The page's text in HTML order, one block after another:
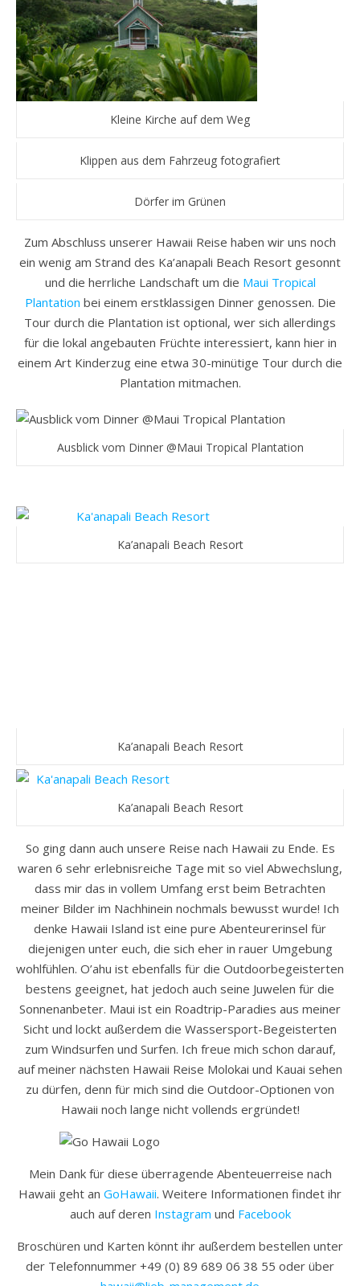
Kleine Kirche auf dem Weg
Klippen aus dem Fahrzeug fotografiert
Dörfer im Grünen
Zum Abschluss unserer Hawaii Reise haben wir uns noch
ein wenig am Strand des Ka’anapali Beach Resort gesonnt
und die herrliche Landschaft um die Maui Tropical
Plantation bei einem erstklassigen Dinner genossen. Die
Tour durch die Plantation ist optional, wer sich allerdings
für die lokal angebauten Früchte interessiert, kann hier in
einem Art Kinderzug eine etwa 30-minütige Tour durch die
Plantation mitmachen.
Ausblick vom Dinner @Maui Tropical Plantation
Ka’anapali Beach Resort
Ka’anapali Beach Resort
Ka’anapali Beach Resort
So ging dann auch unsere Reise nach Hawaii zu Ende. Es
waren 6 sehr erlebnisreiche Tage mit so viel Abwechslung,
dass mir das in vollem Umfang erst beim Betrachten
meiner Bilder im Nachhinein nochmals bewusst wurde! Ich
denke Hawaii Island ist eine pure Abenteurerinsel für
diejenigen unter euch, die sich eher in rauer Umgebung
wohlfühlen. O’ahu ist ebenfalls für die Outdoorbegeisterten
bestens geeignet, hat jedoch auch seine Juwelen für die
Sonnenanbeter. Maui ist ein Roadtrip-Paradies aus meiner
Sicht und lockt außerdem die Wassersport-Begeisterten
zum Windsurfen und Surfen. Ich freue mich schon darauf,
auf meiner nächsten Hawaii Reise Molokai und Kauai sehen
zu dürfen, denn für mich sind die Outdoor-Optionen von
Hawaii noch lange nicht vollends ergründet!
Mein Dank für diese überragende Abenteuerreise nach
Hawaii geht an GoHawaii. Weitere Informationen findet ihr
auch auf deren Instagram und Facebook
Broschüren und Karten könnt ihr außerdem bestellen unter
der Telefonnummer +49 (0) 89 689 06 38 55 oder über